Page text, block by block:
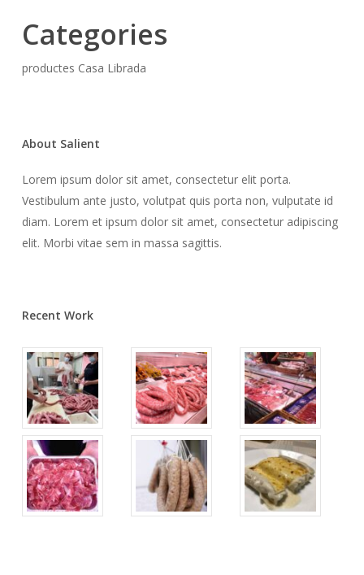
Categories
productes Casa Librada
About Salient
Lorem ipsum dolor sit amet, consectetur elit porta.
Vestibulum ante justo, volutpat quis porta non, vulputate id
diam. Lorem et ipsum dolor sit amet, consectetur adipiscing
elit. Morbi vitae sem in massa sagittis.
Recent Work